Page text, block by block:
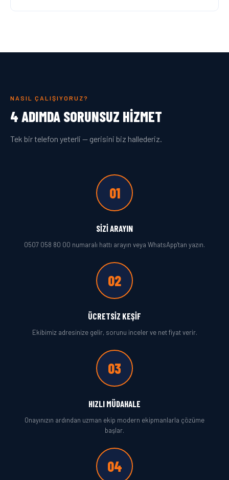
NASIL ÇALIŞIYORUZ?
4 ADIMDA SORUNSUZ HIZMET
Tek bir telefon yeterli — gerisini biz hallederiz.
01
SIZI ARAYIN
0507 058 80 00 numaralı hattı arayın veya WhatsApp'tan yazın.
02
ÜCRETSIZ KEŞIF
Ekibimiz adresinize gelir, sorunu inceler ve net fiyat verir.
03
HIZLI MÜDAHALE
Onayınızın ardından uzman ekip modern ekipmanlarla çözüme
başlar.
04